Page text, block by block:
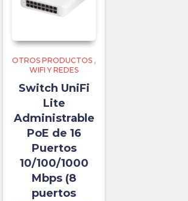
OTROS PRODUCTOS ,
WIFI Y REDES
Switch UniFi
Lite
Administrable
PoE de 16
Puertos
10/100/1000
Mbps (8
puertos